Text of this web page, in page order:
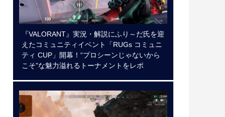
『VALORANT』実況・解説にふり～だ氏を迎
えたコミュニティイベント「RUGs コミュニ
ティ CUP」開幕！“プロシーンじゃないから
こそ”な魅力溢れるトーナメントをレポ